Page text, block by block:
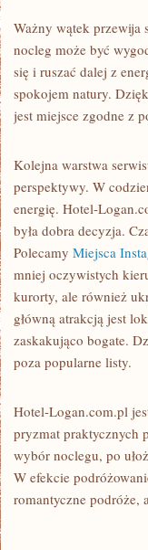
Ważny wątek przewija
nocleg może być
się i ruszać dalej z
spokojem natury.
jest miejsce zgodne z
Kolejna warstwa
perspektywy. W
energię. Hotel-
była dobra decyzja.
Polecamy Miejsca
mniej oczywistych
kurorty, ale również
główną atrakcją jest
zaskakująco bogate.
poza popularne listy.
Hotel-Logan.com.pl
pryzmat praktycznych
wybór noclegu, po
W efekcie
romantyczne podróże,